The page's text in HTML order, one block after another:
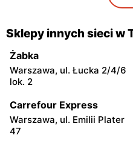
Warszawa, ul. Erazma
Ciołka 30
Lewiatan
Warszawa, ul. Sabały 3
Lewiatan
Warszawa al. Stanów
Zjednoczonych 72 Lok. 4
Sklepy innych sieci w
Żabka
Warszawa, ul. Łucka 2/4/6
lok. 2
Carrefour Express
Warszawa, ul. Emilii Plater
47